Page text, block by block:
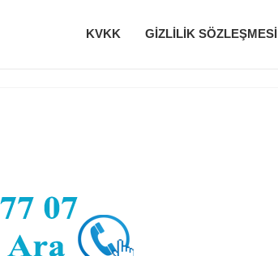
KVKK GIZLILIK SÖZLEŞMESI